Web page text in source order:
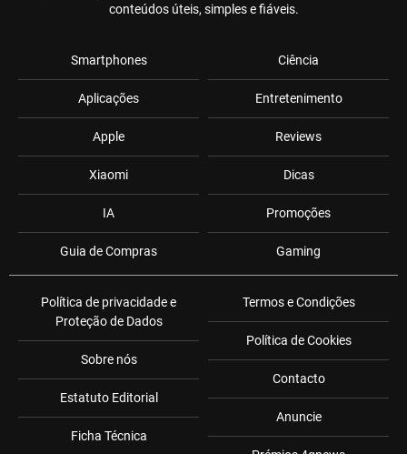
conteúdos úteis, simples e fiáveis.
Smartphones
Aplicações
Apple
Xiaomi
IA
Guia de Compras
Ciência
Entretenimento
Reviews
Dicas
Promoções
Gaming
Política de privacidade e
Proteção de Dados
Sobre nós
Estatuto Editorial
Ficha Técnica
Termos e Condições
Política de Cookies
Contacto
Anuncie